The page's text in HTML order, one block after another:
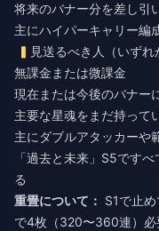
将来のバナー分を差し引
主にハイパーキャリー編
見送るべき人（いずれ
無課金または微課金
現在または今後のバナー
主要な星魂をまだ持って
主にダブルアタッカーや
「過去と未来」S5です
る
重畳について： S1で止
で4枚（320〜360連）必